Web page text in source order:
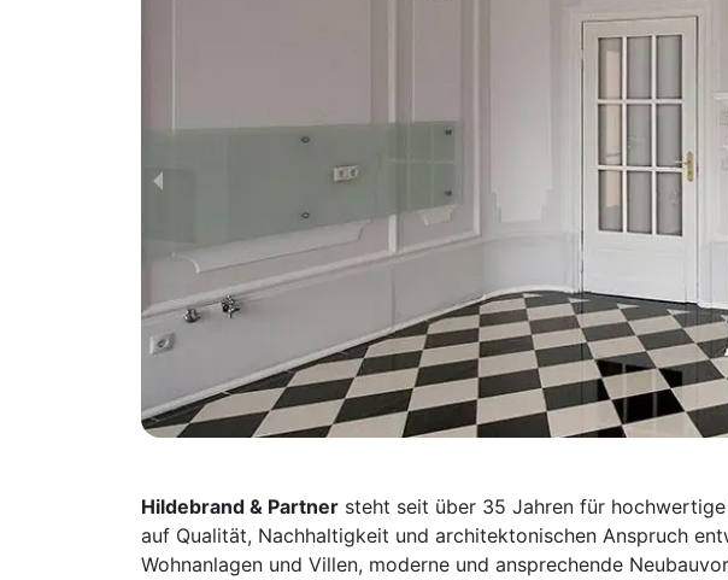
Hildebrand & Partner steht seit über 35 Jahren für
auf Qualität, Nachhaltigkeit und architektonischen Anspruch
Wohnanlagen und Villen, moderne und ansprechende